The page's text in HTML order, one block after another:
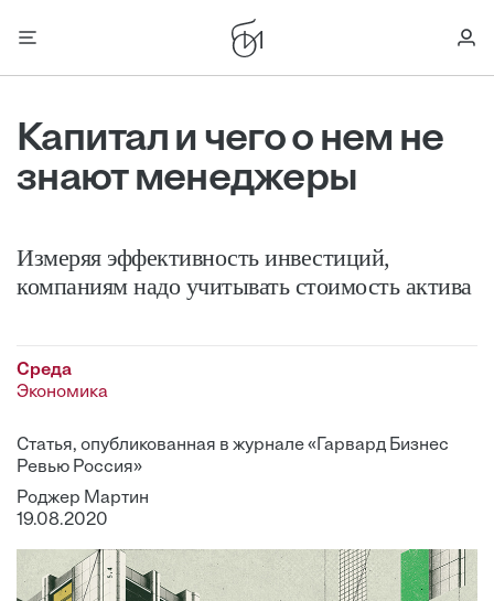
Капитал и чего о нем не
знают менеджеры
Измеряя эффективность инвестиций,
компаниям надо учитывать стоимость актива
Среда
Экономика
Статья, опубликованная в журнале «Гарвард Бизнес
Ревью Россия»
Роджер Мартин
19.08.2020